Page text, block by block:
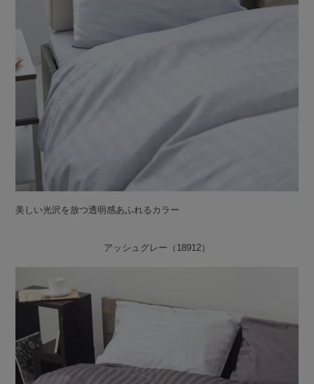
美しい光沢を放つ透明感あふれるカラー
アッシュグレー（18912）